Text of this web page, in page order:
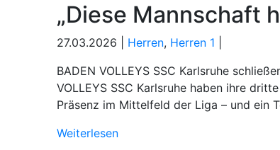
„Diese Mannschaft
27.03.2026 | Herren, Herren 1
BADEN VOLLEYS SSC Karlsruhe
VOLLEYS SSC Karlsruhe haben ihre
Präsenz im Mittelfeld der Liga – und ein
Weiterlesen